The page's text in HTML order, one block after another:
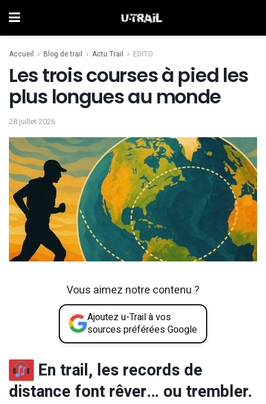
Accueil Blog de trail Actu Trail EDITO
Les trois courses à pied les
plus longues au monde
28 juillet 2026
Vous aimez notre contenu ?
Ajoutez u-Trail à vos
sources préférées Google
En trail, les records de
distance font rêver… ou trembler.